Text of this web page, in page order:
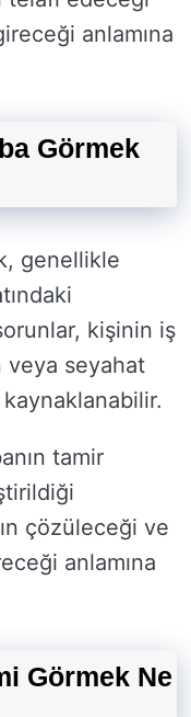
anlamına
Görmek
genellikle
kişinin iş
veya seyahat
kaynaklanabilir.
tamir
çözüleceği ve
anlamına
Görmek Ne